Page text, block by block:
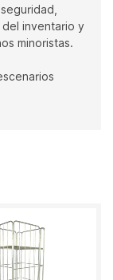
del inventario y
minoristas.